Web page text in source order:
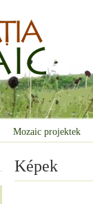
Mozaic projektek
Képek